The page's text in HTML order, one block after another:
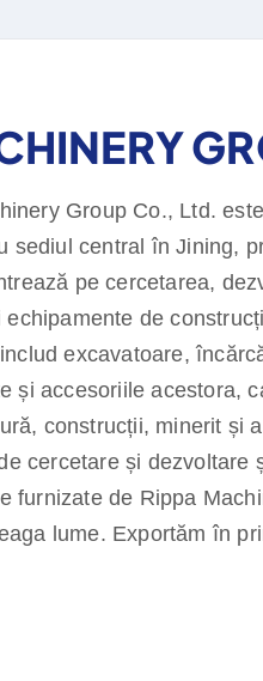
Group Co., Ltd.
sediul central în Jining,
pe cercetarea,
de
excavatoare,
și accesoriile acestora,
construcții, minerit și
cercetare și dezvoltare
furnizate de Rippa
lume. Exportăm în
nevoile clienților